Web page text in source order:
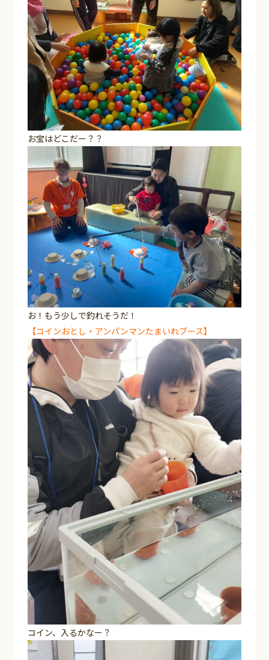
お宝はどこだー？？
お！もう少しで釣れそうだ！
【コインおとし・アンパンマンたまいれブース】
コイン、入るかなー？